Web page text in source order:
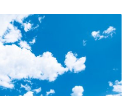
den Süden der Insel markiert.
tolle Panoramablicke
Bornholm.